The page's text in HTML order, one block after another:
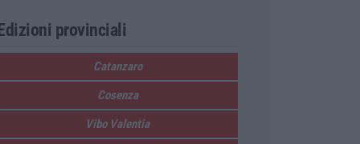
provinciali
Catanzaro
Cosenza
Vibo Valentia